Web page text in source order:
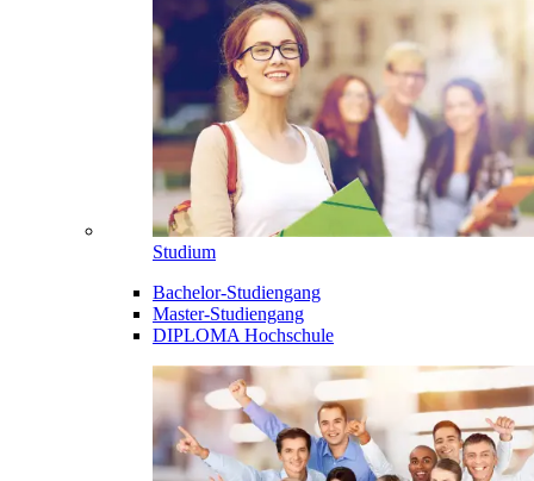
Studium
Bachelor-Studiengang
Master-Studiengang
DIPLOMA Hochschule